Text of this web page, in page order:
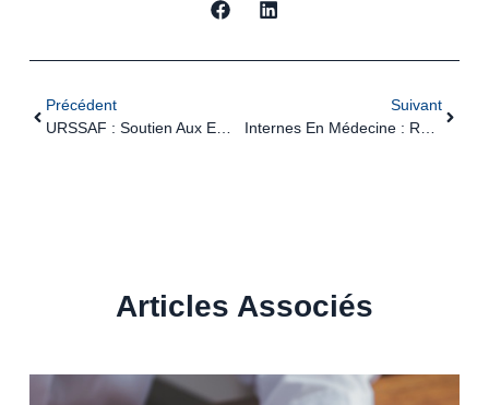
Précédent
URSSAF : Soutien Aux Employeurs Bretons Suite Aux Inondations
Suivant
Articles Associés